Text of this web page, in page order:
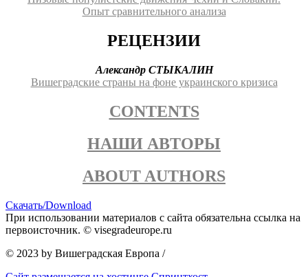
Опыт сравнительного анализа
РЕЦЕНЗИИ
Александр СТЫКАЛИН
Вишеградские страны на фоне украинского кризиса
CONTENTS
НАШИ АВТОРЫ
ABOUT AUTHORS
Скачать/Download
При использовании материалов с сайта обязательна ссылка на
первоисточник. © visegradeurope.ru
© 2023 by Вишеградская Европа /